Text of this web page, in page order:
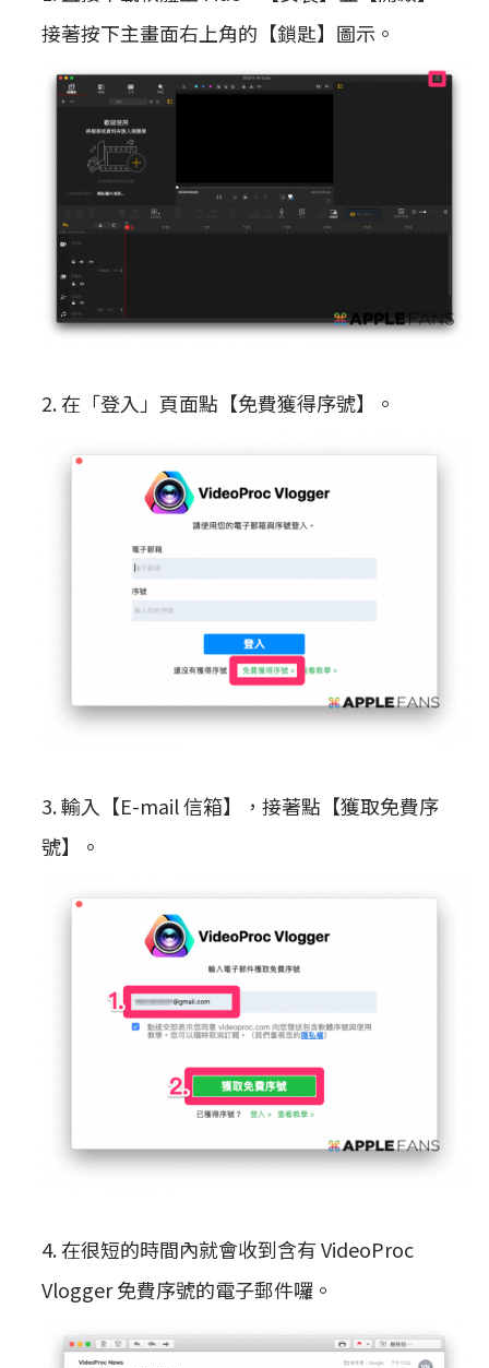
接著按下主畫面右上角的【鎖匙】圖示。
2. 在「登入」頁面點【免費獲得序號】。
3. 輸入【E-mail 信箱】，接著點【獲取免費序
號】。
4. 在很短的時間內就會收到含有 VideoProc
Vlogger 免費序號的電子郵件囉。